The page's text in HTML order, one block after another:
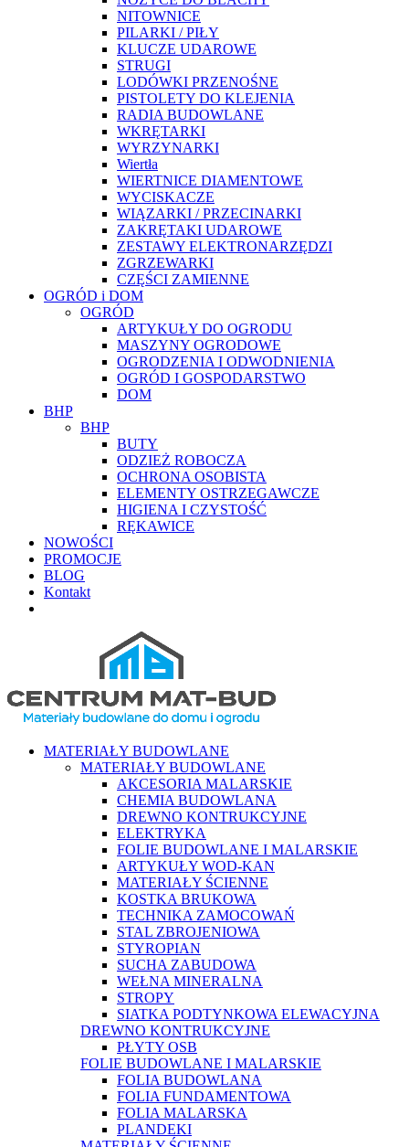
NITOWNICE
PILARKI / PIŁY
KLUCZE UDAROWE
STRUGI
LODÓWKI PRZENOŚNE
PISTOLETY DO KLEJENIA
RADIA BUDOWLANE
WKRĘTARKI
WYRZYNARKI
Wiertła
WIERTNICE DIAMENTOWE
WYCISKACZE
WIĄZARKI / PRZECINARKI
ZAKRĘTAKI UDAROWE
ZESTAWY ELEKTRONARZĘDZI
ZGRZEWARKI
CZĘŚCI ZAMIENNE
OGRÓD i DOM
OGRÓD
ARTYKUŁY DO OGRODU
MASZYNY OGRODOWE
OGRODZENIA I ODWODNIENIA
OGRÓD I GOSPODARSTWO
DOM
BHP
BHP
BUTY
ODZIEŻ ROBOCZA
OCHRONA OSOBISTA
ELEMENTY OSTRZEGAWCZE
HIGIENA I CZYSTOŚĆ
RĘKAWICE
NOWOŚCI
PROMOCJE
BLOG
Kontakt
MATERIAŁY BUDOWLANE
MATERIAŁY BUDOWLANE
AKCESORIA MALARSKIE
CHEMIA BUDOWLANA
DREWNO KONTRUKCYJNE
ELEKTRYKA
FOLIE BUDOWLANE I MALARSKIE
ARTYKUŁY WOD-KAN
MATERIAŁY ŚCIENNE
KOSTKA BRUKOWA
TECHNIKA ZAMOCOWAŃ
STAL ZBROJENIOWA
STYROPIAN
SUCHA ZABUDOWA
WEŁNA MINERALNA
STROPY
SIATKA PODTYNKOWA ELEWACYJNA
DREWNO KONTRUKCYJNE
PŁYTY OSB
FOLIE BUDOWLANE I MALARSKIE
FOLIA BUDOWLANA
FOLIA FUNDAMENTOWA
FOLIA MALARSKA
PLANDEKI